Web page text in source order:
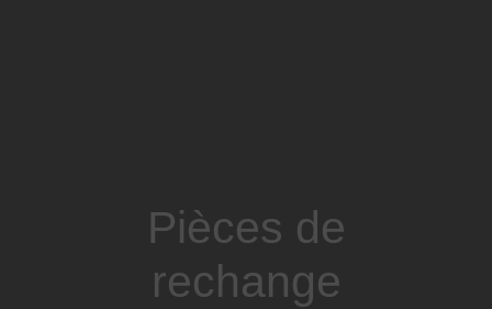
Pièces de
rechange